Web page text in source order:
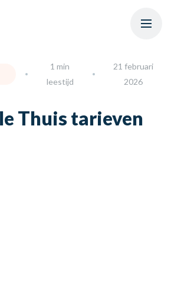
1 min
leestijd
21 februari
2026
Thuis tarieven